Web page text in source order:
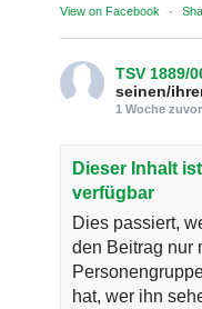
View on Facebook ·
TSV 1889/
seinen/
1 Woche zuvor
Dieser Inhalt
verfügbar
Dies passiert,
den Beitrag nur
hat, wer ihn